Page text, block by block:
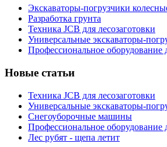
Экскаваторы-погрузчики
Разработка грунта
Техника JCB для лесозаготовки
Универсальные экскаваторы-
Профессиональное оборудование
Новые статьи
Техника JCB для лесозаготовки
Универсальные экскаваторы-
Снегоуборочные машины
Профессиональное оборудование
Лес рубят - щепа летит